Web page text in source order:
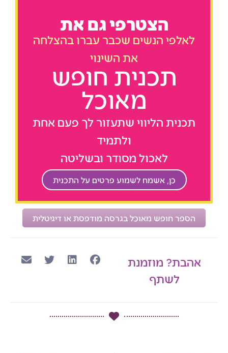
הצטרפי גם את
לאלפי הנשים שכבר עברו בהצלחה
את השינוי
תכנית חופש
מאוכל
תכנית הליווי שתעזור לך פעם אחת
ולתמיד
לאכול מסודר ובשליטה
כן, אשמח לשמוע פרטים על התכנית
הספר חופש מאוכל בגרסה מודפסת או דיגיטלית
אהבת? מוזמנת
לשתף